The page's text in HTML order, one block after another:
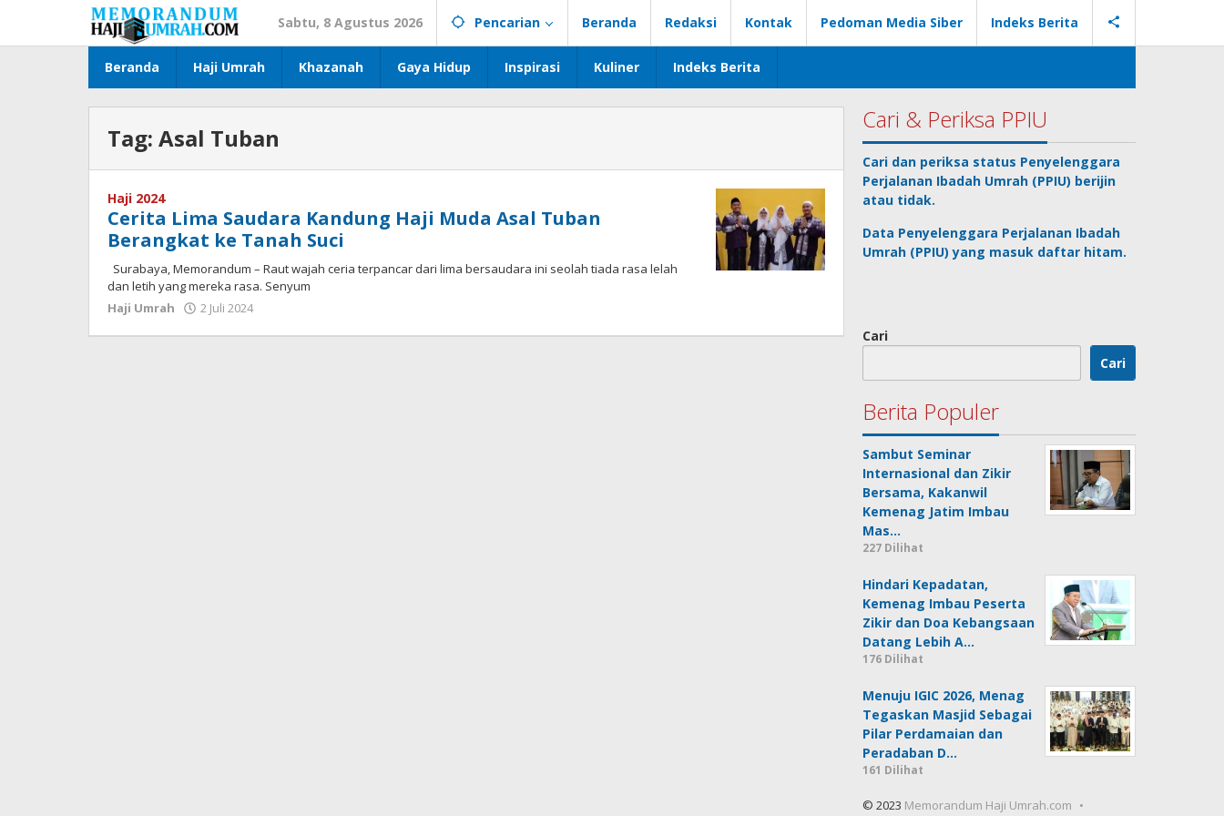
konten
Sabtu, 8 Agustus 2026 Pencarian Beranda Redaksi Kontak Pedoman Media Siber Indeks Berita
Beranda Haji Umrah Khazanah Gaya Hidup Inspirasi Kuliner Indeks Berita
Tag: Asal Tuban
Haji 2024
Cerita Lima Saudara Kandung Haji Muda Asal Tuban
Berangkat ke Tanah Suci
Surabaya, Memorandum – Raut wajah ceria terpancar dari lima bersaudara ini seolah tiada rasa lelah
dan letih yang mereka rasa. Senyum
Haji Umrah
2 Juli 2024
Cari & Periksa PPIU
Cari dan periksa status Penyelenggara
Perjalanan Ibadah Umrah (PPIU) berijin
atau tidak.
Data Penyelenggara Perjalanan Ibadah
Umrah (PPIU) yang masuk daftar hitam.
Cari
Cari
Berita Populer
Sambut Seminar
Internasional dan Zikir
Bersama, Kakanwil
Kemenag Jatim Imbau
Mas…
227 Dilihat
Hindari Kepadatan,
Kemenag Imbau Peserta
Zikir dan Doa Kebangsaan
Datang Lebih A…
176 Dilihat
Menuju IGIC 2026, Menag
Tegaskan Masjid Sebagai
Pilar Perdamaian dan
Peradaban D…
161 Dilihat
© 2023 Memorandum Haji Umrah.com